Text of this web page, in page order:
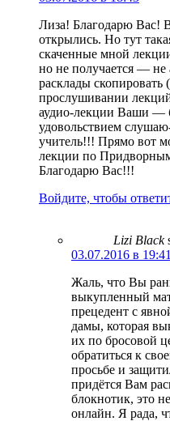
Лиза! Благодарю Вас!
открылись. Но тут
скаченные мной
но не получается — не
расклады скопировать
прослушивании
аудио-лекции Ваши —
удовольствием
учитель!!! Прямо вот
лекции по
Благодарю Вас!!!
Войдите, чтобы
Lizi Black
03.07.2016 в 19:41
Жаль, что Вы
выкупленный
прецедент с
дамы, которая
их по бросовой
обратиться к
просьбе и
придётся Вам
блокнотик, это
онлайн. Я рада,